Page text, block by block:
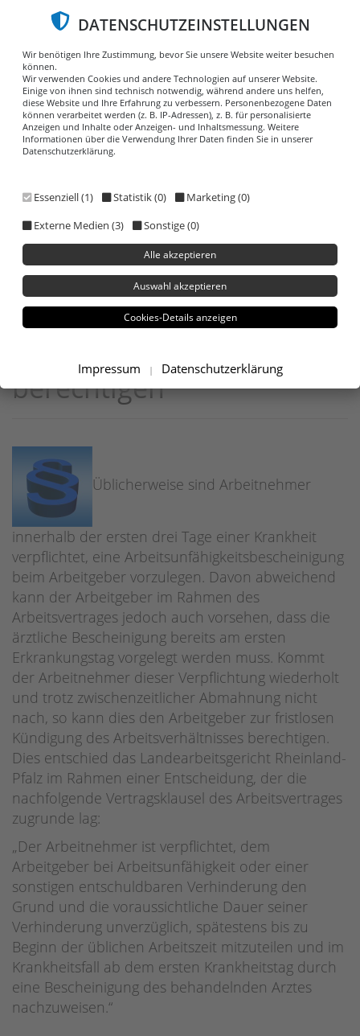
Menu
Sie befinden sich hier: Start Archiv
Arbeitsrecht
Eine verspätete
Krankmeldung kann den
Arbeitgeber zur fristlosen
Kündigung des
berechtigen
Üblicherweise sind Arbeitnehmer
innerhalb der ersten drei Tage einer Krankheit
verpflichtet, eine Arbeitsunfähigkeitsbescheinigung
beim Arbeitgeber vorzulegen. Davon abweichend
kann der Arbeitgeber im Rahmen des
Arbeitsvertrages jedoch auch vorsehen, dass die
ärztliche Bescheinigung bereits am ersten
Erkrankungstag vorgelegt werden muss. Kommt
der Arbeitnehmer dieser Verpflichtung wiederholt
und trotz zwischenzeitlicher Abmahnung nicht
nach, so kann dies den Arbeitgeber zur fristlosen
Kündigung des Arbeitsverhältnisses berechtigen.
Dies entschied das Landearbeitsgericht Rheinland-
Pfalz im Rahmen einer Entscheidung, der die
nachfolgende Vertragsklausel des Arbeitsvertrages
zugrunde lag:
„Der Arbeitnehmer ist verpflichtet, dem
Arbeitgeber bei Arbeitsunfähigkeit oder einer
sonstigen entschuldbaren Verhinderung den
Grund und die voraussichtliche Dauer seiner
Verhinderung unverzüglich, spätestens bis zu
Beginn der üblichen Arbeitszeit mitzuteilen und im
Krankheitsfall ab dem ersten Krankheitstag durch
eine Bescheinigung des behandelnden Arztes
nachzuweisen.“
DATENSCHUTZEINSTELLUNGEN
Wir benötigen Ihre Zustimmung, bevor Sie unsere Website weiter besuchen
können.
Wir verwenden Cookies und andere Technologien auf unserer Website.
Einige von ihnen sind technisch notwendig, während andere uns helfen,
diese Website und Ihre Erfahrung zu verbessern. Personenbezogene Daten
können verarbeitet werden (z. B. IP-Adressen), z. B. für personalisierte
Anzeigen und Inhalte oder Anzeigen- und Inhaltsmessung. Weitere
Informationen über die Verwendung Ihrer Daten finden Sie in unserer
Datenschutzerklärung.
Essenziell (1) Statistik (0)
Marketing (0)
Externe Medien (3)
Sonstige (0)
Alle akzeptieren
Auswahl akzeptieren
Cookies-Details anzeigen
Impressum | Datenschutzerklärung